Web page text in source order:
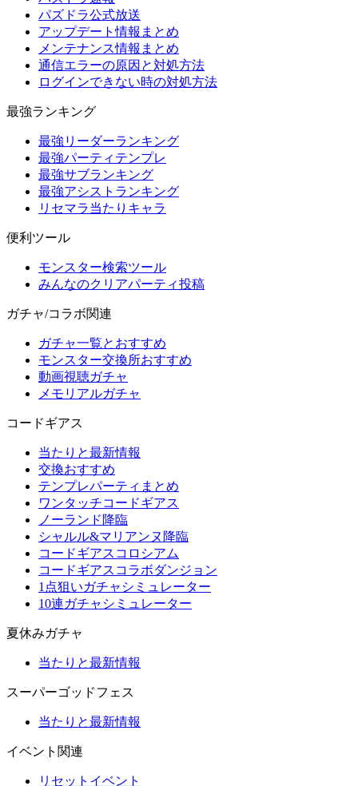
パズドラ公式放送
アップデート情報まとめ
メンテナンス情報まとめ
通信エラーの原因と対処方法
ログインできない時の対処方法
最強ランキング
最強リーダーランキング
最強パーティテンプレ
最強サブランキング
最強アシストランキング
リセマラ当たりキャラ
便利ツール
モンスター検索ツール
みんなのクリアパーティ投稿
ガチャ/コラボ関連
ガチャ一覧とおすすめ
モンスター交換所おすすめ
動画視聴ガチャ
メモリアルガチャ
コードギアス
当たりと最新情報
交換おすすめ
テンプレパーティまとめ
ワンタッチコードギアス
ノーランド降臨
シャルル&マリアンヌ降臨
コードギアスコロシアム
コードギアスコラボダンジョン
1点狙いガチャシミュレーター
10連ガチャシミュレーター
夏休みガチャ
当たりと最新情報
スーパーゴッドフェス
当たりと最新情報
イベント関連
リセットイベント